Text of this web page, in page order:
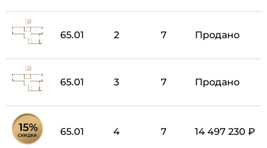
65.01 2 7 Продано
65.01 3 7 Продано
65.01 4 7 14 497 230 ₽